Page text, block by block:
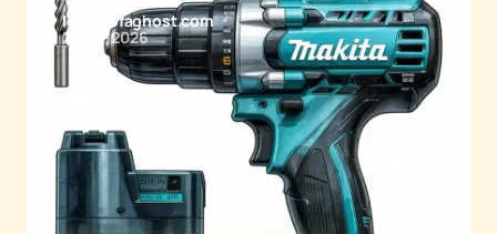
loglifeofaghost.com
25-02-2026